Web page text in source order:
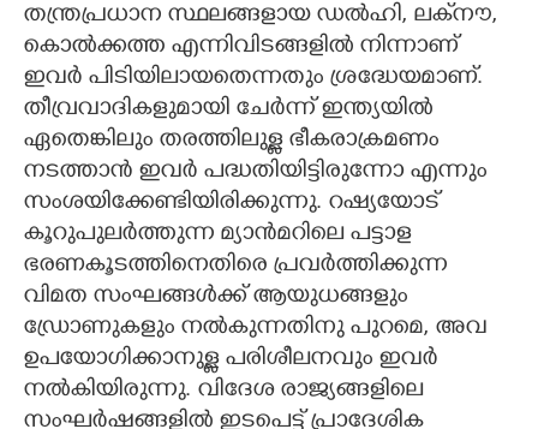
തന്ത്രപ്രധാന സ്ഥലങ്ങളായ ഡൽഹി, ലക്‌നൗ,
കൊൽക്കത്ത എന്നിവിടങ്ങളിൽ നിന്നാണ്
ഇവർ പിടിയിലായതെന്നതും ശ്രദ്ധേയമാണ്.
തീവ്രവാദികളുമായി ചേർന്ന് ഇന്ത്യയിൽ
ഏതെങ്കിലും തരത്തിലുള്ള ഭീകരാക്രമണം
നടത്താൻ ഇവർ പദ്ധതിയിട്ടിരുന്നോ എന്നും
സംശയിക്കേണ്ടിയിരിക്കുന്നു. റഷ്യയോട്
കൂറുപുലർത്തുന്ന മ്യാൻമറിലെ പട്ടാള
ഭരണകൂടത്തിനെതിരെ പ്രവർത്തിക്കുന്ന
വിമത സംഘങ്ങൾക്ക് ആയുധങ്ങളും
ഡ്രോണുകളും നൽകുന്നതിനു പുറമെ,​ അവ
ഉപയോഗിക്കാനുള്ള പരിശീലനവും ഇവർ
നൽകിയിരുന്നു. വിദേശ രാജ്യങ്ങളിലെ
സംഘർഷങ്ങളിൽ ഇടപെട്ട് പ്രാദേശിക